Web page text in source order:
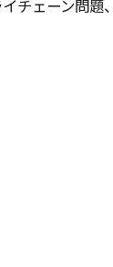
チェーン問題